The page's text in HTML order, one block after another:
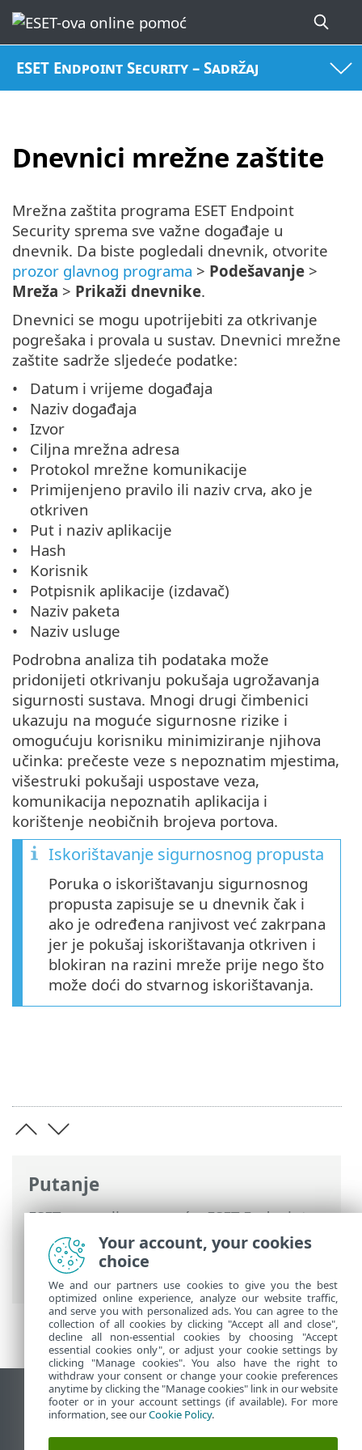
ESET Endpoint Security – Sadržaj
Dnevnici mrežne zaštite
Putanje
ESET-ova online pomoć>ESET Endpoint
Security
>Upotreba programa ESET
Endpoint Security
Podešavanje
> Dnevnici mrežne zaštite
Mrežna zaštita programa ESET Endpoint
Security sprema sve važne događaje u
dnevnik. Da biste pogledali dnevnik, otvorite
prozor glavnog programa > Podešavanje >
Mreža > Prikaži dnevnike.
Dnevnici se mogu upotrijebiti za otkrivanje
pogrešaka i provala u sustav. Dnevnici mrežne
zaštite sadrže sljedeće podatke:
Datum i vrijeme događaja
Naziv događaja
Izvor
Ciljna mrežna adresa
Protokol mrežne komunikacije
Primijenjeno pravilo ili naziv crva, ako je
otkriven
Put i naziv aplikacije
Hash
Korisnik
Potpisnik aplikacije (izdavač)
Naziv paketa
Naziv usluge
Podrobna analiza tih podataka može
pridonijeti otkrivanju pokušaja ugrožavanja
sigurnosti sustava. Mnogi drugi čimbenici
ukazuju na moguće sigurnosne rizike i
omogućuju korisniku minimiziranje njihova
učinka: prečeste veze s nepoznatim mjestima,
višestruki pokušaji uspostave veza,
komunikacija nepoznatih aplikacija i
korištenje neobičnih brojeva portova.
Iskorištavanje sigurnosnog propusta
Poruka o iskorištavanju sigurnosnog
propusta zapisuje se u dnevnik čak i
ako je određena ranjivost već zakrpana
jer je pokušaj iskorištavanja otkriven i
blokiran na razini mreže prije nego što
može doći do stvarnog iskorištavanja.
Prikaži stranicu za radnu površinu
End of Life
ESET-ova baza znanja
Your account, your cookies
choice
We and our partners use cookies to give you the best
optimized online experience, analyze our website traffic,
and serve you with personalized ads. You can agree to the
collection of all cookies by clicking "Accept all and close",
decline all non-essential cookies by choosing "Accept
essential cookies only", or adjust your cookie settings by
clicking "Manage cookies". You also have the right to
withdraw your consent or change your cookie preferences
anytime by clicking the "Manage cookies" link in our website
footer or in your account settings (if available). For more
information, see ourCookie Policy.